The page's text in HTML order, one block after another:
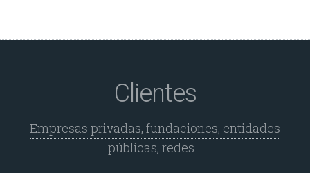
Clientes
Empresas privadas, fundaciones, entidades
públicas, redes...